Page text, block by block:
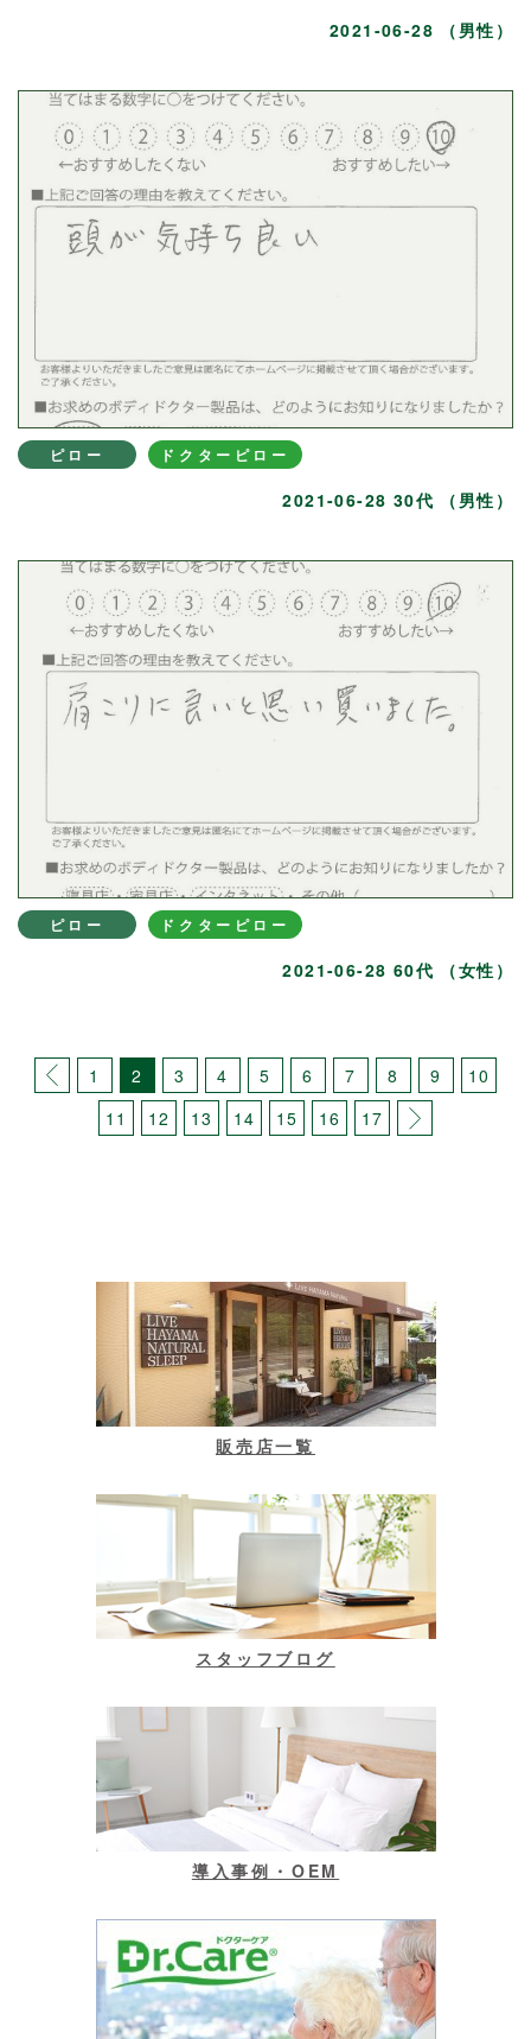
2021-06-28 （男性）
ピロー ドクターピロー
2021-06-28 30代 （男性）
ピロー ドクターピロー
2021-06-28 60代 （女性）
1 2 3 4 5 6 7 8 9
10
11
12 13 14 15 16 17
販売店一覧
スタッフブログ
導入事例・OEM